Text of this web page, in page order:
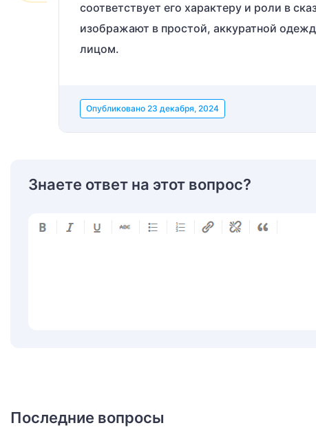
соответствует его характеру и роли в
изображают в простой, аккуратной
лицом.
Опубликовано 23 декабря, 2024
Знаете ответ на этот вопрос?
Последние вопросы